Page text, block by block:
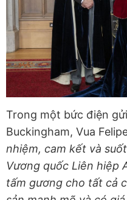
Trong một bức điện
Buckingham, Vua
nhiệm, cam kết và
Vương quốc Liên hiệp
tấm gương cho tất cả